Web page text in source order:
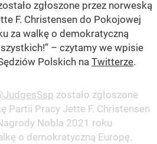
zgłoszone przez norweską
F. Christensen do Pokojowej
za walkę o demokratyczną
– czytamy we wpisie
Polskich na Twitterze.
zostało zgłoszone
Partii Pracy Jette F. Christensen
Nobla 2021 roku
o demokratyczną Europę.